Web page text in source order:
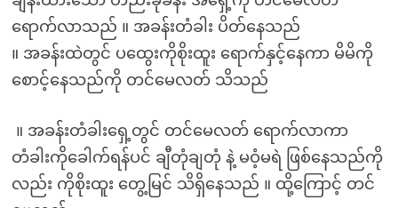
ရောက်လာသည် ။ အခန်းတံခါး ပိတ်နေသည်
။ အခန်းထဲတွင် ပထွေးကိုစိုးထူး ရောက်နှင့်နေကာ မိမိကို
စောင့်နေသည်ကို တင်မေလတ် သိသည်
။ အခန်းတံခါးရှေ့တွင် တင်မေလတ် ရောက်လာကာ
တံခါးကိုခေါက်ရန်ပင် ချီတုံချတုံ နဲ့ မဝံ့မရဲ ဖြစ်နေသည်ကို
လည်း ကိုစိုးထူး တွေ့မြင် သိရှိနေသည် ။ ထို့ကြောင့် တင်